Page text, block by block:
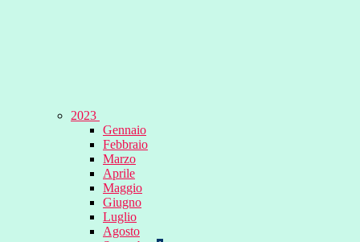
2023
Gennaio
Febbraio
Marzo
Aprile
Maggio
Giugno
Luglio
Agosto